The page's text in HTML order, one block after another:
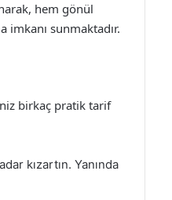
hem gönül
imkanı sunmaktadır.
birkaç pratik tarif
kızartın. Yanında